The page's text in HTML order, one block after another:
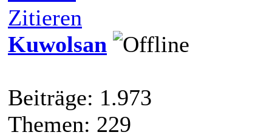
Zitieren
Kuwolsan
Beiträge: 1.973
Themen: 229